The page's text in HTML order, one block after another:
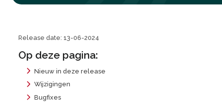
Release date: 13-06-2024
Op deze pagina:
Nieuw in deze release
Wijzigingen
Bugfixes